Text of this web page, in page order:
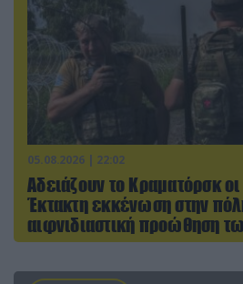
05.08.2026 | 22:02
Αδειάζουν το Κραματόρσκ
Έκτακτη εκκένωση στην
αιφνιδιαστική προώθηση